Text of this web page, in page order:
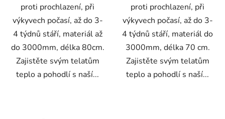
proti prochlazení, při
výkyvech počasí, až do 3-
4 týdnů stáří, materiál až
do 3000mm, délka 80cm.
Zajistěte svým telatům
teplo a pohodlí s naší...
proti prochlazení, při
výkyvech počasí, až do 3-
4 týdnů stáří, materiál do
3000mm, délka 70 cm.
Zajistěte svým telatům
teplo a pohodlí s naší...